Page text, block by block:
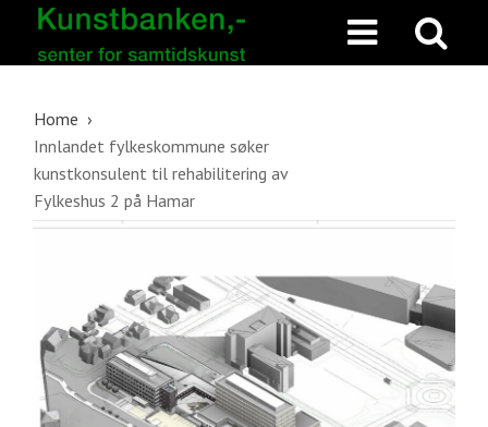
Home
Innlandet fylkeskommune søker
kunstkonsulent til rehabilitering av
Fylkeshus 2 på Hamar